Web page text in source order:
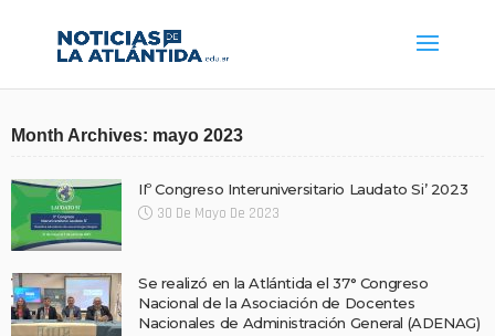
Month Archives: mayo 2023
IIº Congreso Interuniversitario Laudato Si’ 2023
30 De Mayo De 2023
Se realizó en la Atlántida el 37° Congreso
Nacional de la Asociación de Docentes
Nacionales de Administración General (ADENAG)